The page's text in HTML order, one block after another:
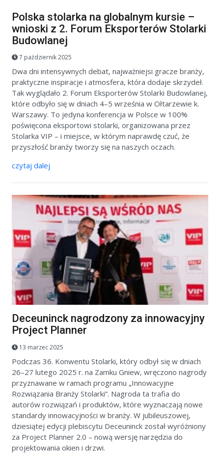
Polska stolarka na globalnym kursie –
wnioski z 2. Forum Eksporterów Stolarki
Budowlanej
7 październik 2025
Dwa dni intensywnych debat, najważniejsi gracze branży,
praktyczne inspiracje i atmosfera, która dodaje skrzydeł.
Tak wyglądało 2. Forum Eksporterów Stolarki Budowlanej,
które odbyło się w dniach 4–5 września w Ołtarzewie k.
Warszawy. To jedyna konferencja w Polsce w 100%
poświęcona eksportowi stolarki, organizowana przez
Stolarka VIP – i miejsce, w którym naprawdę czuć, że
przyszłość branży tworzy się na naszych oczach.
czytaj dalej
Deceuninck nagrodzony za innowacyjny
Project Planner
13 marzec 2025
Podczas 36. Konwentu Stolarki, który odbył się w dniach
26–27 lutego 2025 r. na Zamku Gniew, wręczono nagrody
przyznawane w ramach programu „Innowacyjne
Rozwiązania Branży Stolarki”. Nagroda ta trafia do
autorów rozwiązań i produktów, które wyznaczają nowe
standardy innowacyjności w branży. W jubileuszowej,
dziesiątej edycji plebiscytu Deceuninck został wyróżniony
za Project Planner 2.0 – nową wersję narzędzia do
projektowania okien i drzwi.